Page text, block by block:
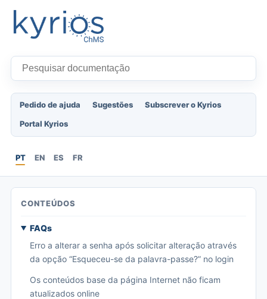
Pedido de ajuda Sugestões
Subscrever o Kyrios
Portal Kyrios
PT EN ES FR
CONTEÚDOS
FAQs
Erro a alterar a senha após solicitar alteração através
da opção “Esqueceu-se da palavra-passe?” no login
Os conteúdos base da página Internet não ficam
atualizados online